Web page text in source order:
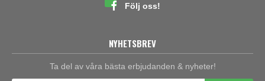
Följ oss!
NYHETSBREV
Ta del av våra bästa erbjudanden & nyheter!